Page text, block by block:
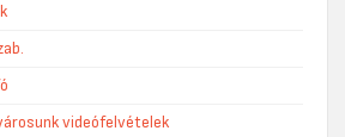
videófelvételek